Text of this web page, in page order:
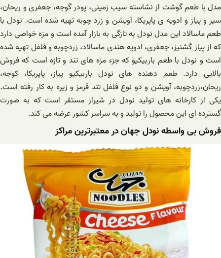
مدل با طعم گوشت از نشاسته سیب زمینی، پودر گوجه، جعفری و ریحان،
سیر و پیاز و ادویه ی پاپریکا، آویشن و زرد چوبه تهیه شده است. نودل با
طعم ماسالاد این مدل نودل به تازگی به بازار آمده است و مزه خواصی دارد
که از پیاز گشنیز، جعفری، ادویه هندی ماسالاد، زردچوبه و فلفل تهیه شده
است و نودل با طعم باربیکیو که جزء مزه های تند و تازه است که فروش
بالایی دارد. طعم دهنده های نودل باربیکیو پیاز، پاپریکا، کوجه،
ریحان،زردچوبه، آویشن و دو نوع فلفل تند قرمز و زیره به کار رفته است.
یکی از کارخانه های تولید نودل در شیراز مستقر است که به صورت
گسترده ای این محصول را تولید و به سراسر کشور عرضه می کند.
فروش بی واسطه نودل جهان در معتبرترین مراکز